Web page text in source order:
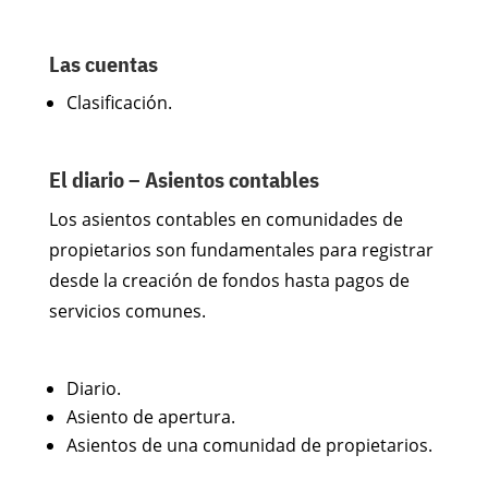
Las cuentas
Clasificación.
El diario – Asientos contables
Los asientos contables en comunidades de
propietarios son fundamentales para registrar
desde la creación de fondos hasta pagos de
servicios comunes.
Diario.
Asiento de apertura.
Asientos de una comunidad de propietarios.